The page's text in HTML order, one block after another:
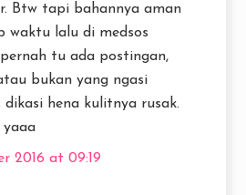
Btw tapi bahannya aman
waktu lalu di medsos
tu ada postingan,
bukan yang ngasi
hena kulitnya rusak.
yaaa
2016 at 09:19